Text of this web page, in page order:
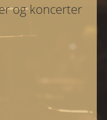
og koncerter